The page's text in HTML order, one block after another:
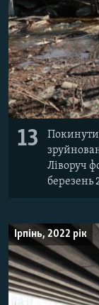
13
Ліворуч
березень
Ірпінь, 2022 рік